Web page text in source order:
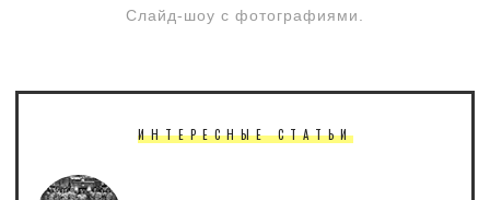
Слайд-шоу с фотографиями.
ИНТЕРЕСНЫЕ СТАТЬИ